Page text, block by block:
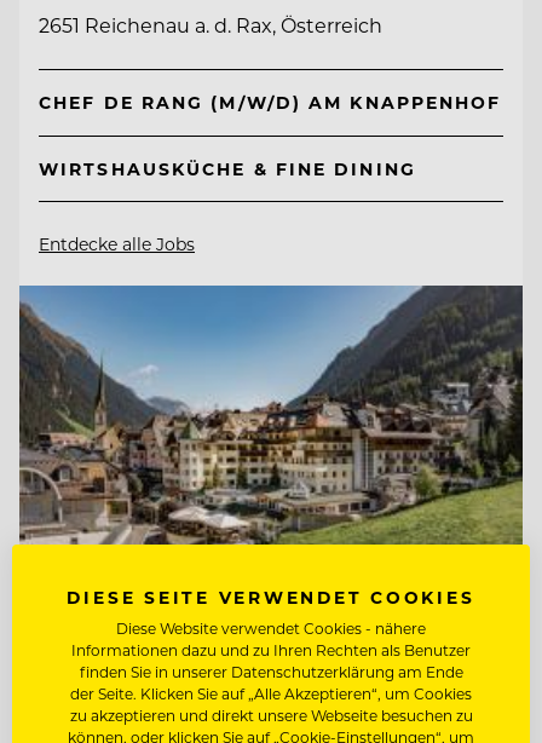
2651 Reichenau a. d. Rax, Österreich
CHEF DE RANG (M/W/D) AM KNAPPENHOF
WIRTSHAUSKÜCHE & FINE DINING
Entdecke alle Jobs
TOP ARBEITGEBER
Hotel Post Ischgl
DIESE SEITE VERWENDET COOKIES
Diese Website verwendet Cookies - nähere
Informationen dazu und zu Ihren Rechten als Benutzer
finden Sie in unserer Datenschutzerklärung am Ende
der Seite. Klicken Sie auf „Alle Akzeptieren“, um Cookies
zu akzeptieren und direkt unsere Webseite besuchen zu
können, oder klicken Sie auf „Cookie-Einstellungen“, um